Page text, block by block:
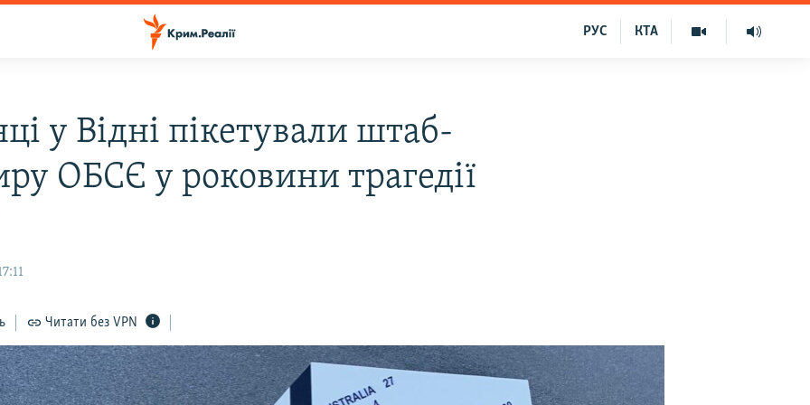
КТА
РУС
у Відні пікетували штаб-
ОБСЄ у роковини трагедії
Читати без VPN